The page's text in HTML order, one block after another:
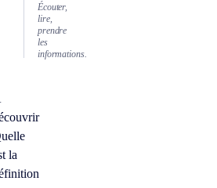
Écouter,
lire,
prendre
les
informations.
la